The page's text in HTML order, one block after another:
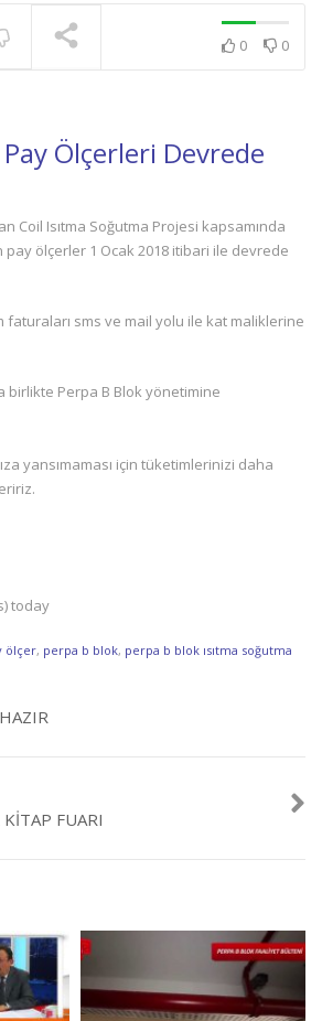
0 0
Ölçerleri Devrede
Coil Isıtma Soğutma Projesi kapsamında
ölçerler 1 Ocak 2018 itibari ile devrede
sms ve mail yolu ile kat maliklerine
birlikte Perpa B Blok yönetimine
yansımaması için tüketimlerinizi daha
today
ölçer, perpa b blok, perpa b blok ısıtma soğutma
FUARI